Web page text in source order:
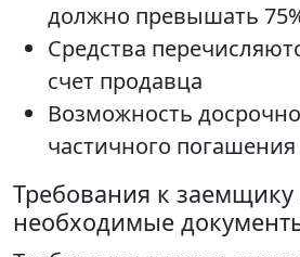
должно превышать
Средства
счет продавца
Возможность
частичного
Требования к заемщику
необходимые